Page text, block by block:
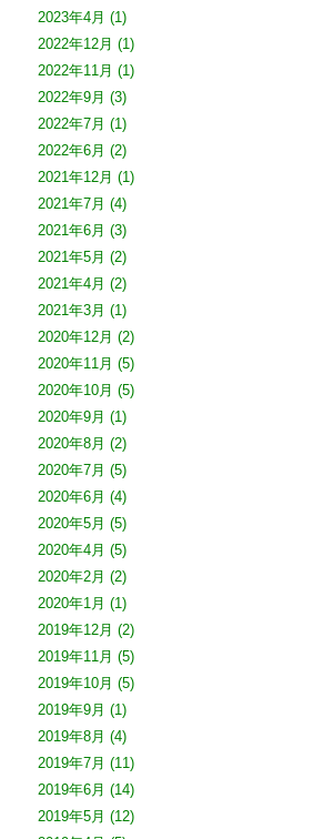
2023年4月 (1)
2022年12月 (1)
2022年11月 (1)
2022年9月 (3)
2022年7月 (1)
2022年6月 (2)
2021年12月 (1)
2021年7月 (4)
2021年6月 (3)
2021年5月 (2)
2021年4月 (2)
2021年3月 (1)
2020年12月 (2)
2020年11月 (5)
2020年10月 (5)
2020年9月 (1)
2020年8月 (2)
2020年7月 (5)
2020年6月 (4)
2020年5月 (5)
2020年4月 (5)
2020年2月 (2)
2020年1月 (1)
2019年12月 (2)
2019年11月 (5)
2019年10月 (5)
2019年9月 (1)
2019年8月 (4)
2019年7月 (11)
2019年6月 (14)
2019年5月 (12)